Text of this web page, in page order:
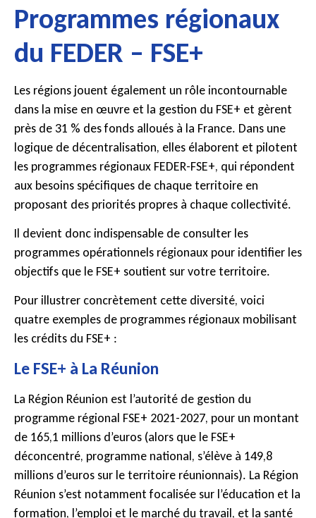
Programmes régionaux
du FEDER – FSE+
Les régions jouent également un rôle incontournable
dans la mise en œuvre et la gestion du FSE+ et gèrent
près de 31 % des fonds alloués à la France. Dans une
logique de décentralisation, elles élaborent et pilotent
les programmes régionaux FEDER-FSE+, qui répondent
aux besoins spécifiques de chaque territoire en
proposant des priorités propres à chaque collectivité.
Il devient donc indispensable de consulter les
programmes opérationnels régionaux pour identifier les
objectifs que le FSE+ soutient sur votre territoire.
Pour illustrer concrètement cette diversité, voici
quatre exemples de programmes régionaux mobilisant
les crédits du FSE+ :
Le FSE+ à La Réunion
La Région Réunion est l’autorité de gestion du
programme régional FSE+ 2021-2027, pour un montant
de 165,1 millions d’euros (alors que le FSE+
déconcentré, programme national, s’élève à 149,8
millions d’euros sur le territoire réunionnais). La Région
Réunion s’est notamment focalisée sur l’éducation et la
formation, l’emploi et le marché du travail, et la santé